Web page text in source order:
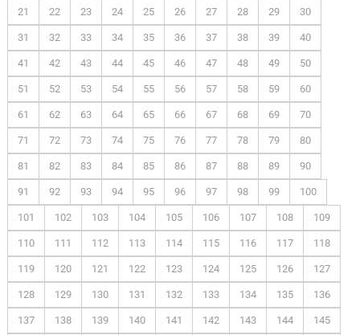
21 22 23 24 25 26 27 28 29 30
31 32 33 34 35 36 37 38 39 40
41 42 43 44 45 46 47 48 49 50
51 52 53 54 55 56 57 58 59 60
61 62 63 64 65 66 67 68 69 70
71 72 73 74 75 76 77 78 79 80
81 82 83 84 85 86 87 88 89 90
91 92 93 94 95 96 97 98 99 100
101 102 103 104 105 106 107 108 109
110 111 112 113 114 115 116 117 118
119 120 121 122 123 124 125 126 127
128 129 130 131 132 133 134 135 136
137 138 139 140 141 142 143 144 145